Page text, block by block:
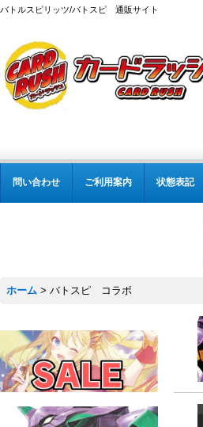
バトルスピリッツ/バトスピ 通販サイト
問い合わせ ご利用案内 状態表記
ホーム > バトスピ コラボ